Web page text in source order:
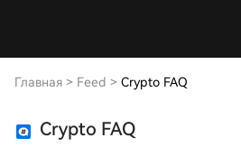
Главная > Feed > Crypto FAQ
Crypto FAQ